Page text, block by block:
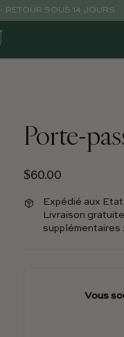
RETOUR SOUS 14 JOURS
Porte-
Prix normal
$60.00
Expédié aux
Livraison
Vous